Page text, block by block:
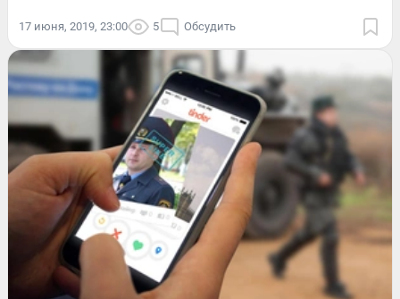
17 июня, 2019, 23:00 5 Обсудить